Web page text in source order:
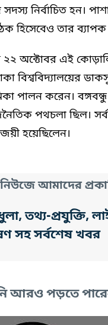
নির্বাচিত হন।
হিসেবেও তার ব্যাপক
অক্টোবর এই
বিশ্ববিদ্যালয়ের
পালন করেন।
পথচলা ছিল।
হয়েছিলেন।
আমাদের
তথ্য-প্রযুক্তি,
সহ সর্বশেষ খবর
আরও পড়তে